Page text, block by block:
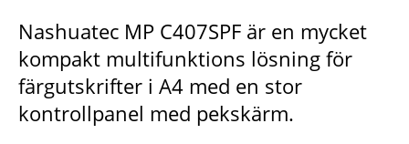
Nashuatec MP C407SPF är en mycket
kompakt multifunktions lösning för
färgutskrifter i A4 med en stor
kontrollpanel med pekskärm.